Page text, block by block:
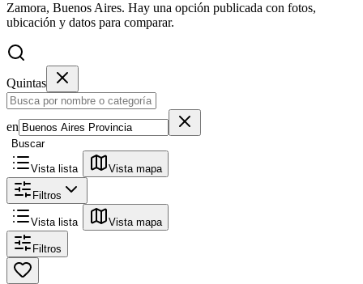
Zamora, Buenos Aires. Hay una opción publicada con fotos,
ubicación y datos para comparar.
Quintas
en
Buscar
Vista lista Vista mapa
Filtros
Vista lista Vista mapa
Filtros